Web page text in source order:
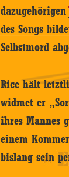
dazugehörigen
des Songs
Selbstmord
Rice hält
widmet er
ihres Mannes
einem
bislang sein